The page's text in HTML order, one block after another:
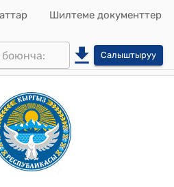
Шилтеме документтер
Салыштыруу